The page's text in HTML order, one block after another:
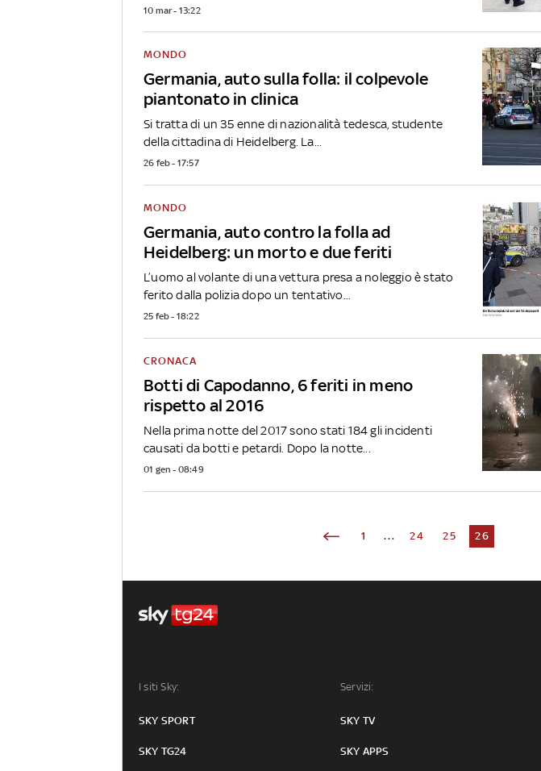
10 mar - 13:22
Germania, auto sulla folla: il colpevole
piantonato in clinica
MONDO
Si tratta di un 35 enne di nazionalità tedesca, studente
della cittadina di Heidelberg. La...
26 feb - 17:57
Germania, auto contro la folla ad
Heidelberg: un morto e due feriti
MONDO
L’uomo al volante di una vettura presa a noleggio è stato
ferito dalla polizia dopo un tentativo...
25 feb - 18:22
Botti di Capodanno, 6 feriti in meno
rispetto al 2016
CRONACA
Nella prima notte del 2017 sono stati 184 gli incidenti
causati da botti e petardi. Dopo la notte...
01 gen - 08:49
1 ... 24 25 26
I siti Sky:
SKY SPORT
SKY TG24
Servizi:
SKY TV
SKY APPS